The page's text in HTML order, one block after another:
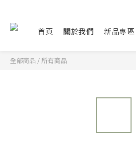
首頁 關於我們 新品專區
全部商品 / 所有商品